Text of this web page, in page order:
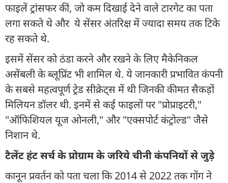
फाइलें ट्रांसफर कीं, जो कम दिखाई देने वाले टारगेट का पता
लगा सकते थे और ये सेंसर अंतरिक्ष में ज्यादा समय तक टिके
रह सकते थे.
इसमें सेंसर को ठंडा करने और रखने के लिए मैकेनिकल
असेंबली के ब्लूप्रिंट भी शामिल थे. ये जानकारी प्रभावित कंपनी
के सबसे महत्वपूर्ण ट्रेड सीक्रेट्स में थी जिनकी कीमत सैकड़ों
मिलियन डॉलर थी. इनमें से कई फाइलों पर "प्रोप्राइटरी,"
"ऑफिशियल यूज ओनली," और "एक्सपोर्ट कंट्रोल्ड" जैसे
निशान थे.
टैलेंट हंट सर्च के प्रोग्राम के जरिये चीनी कंपनियों से जुड़े
कानून प्रवर्तन को पता चला कि 2014 से 2022 तक गोंग ने